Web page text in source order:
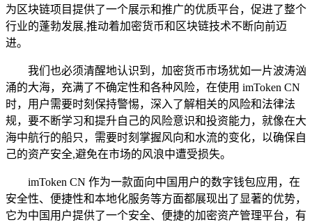
为区块链项目提供了一个展示和推广的优质平台，促进了整个
行业的蓬勃发展,推动着加密货币和区块链技术不断向前迈
进。
我们也必须清醒地认识到，加密货币市场犹如一片波涛汹
涌的大海，充满了不确定性和各种风险，在使用 imToken CN
时，用户需要时刻保持警惕，深入了解相关的风险和法律法
规，要不断学习和提升自己的风险意识和投资能力，就像在大
海中航行的船只，需要时刻掌握风向和水流的变化，以确保自
己的资产安全,避免在市场的风浪中遭受损失。
imToken CN 作为一款面向中国用户的数字钱包应用，在
安全性、便捷性和本地化服务等方面都展现出了显著的优势，
它为中国用户提供了一个安全、便捷的加密资产管理平台，有